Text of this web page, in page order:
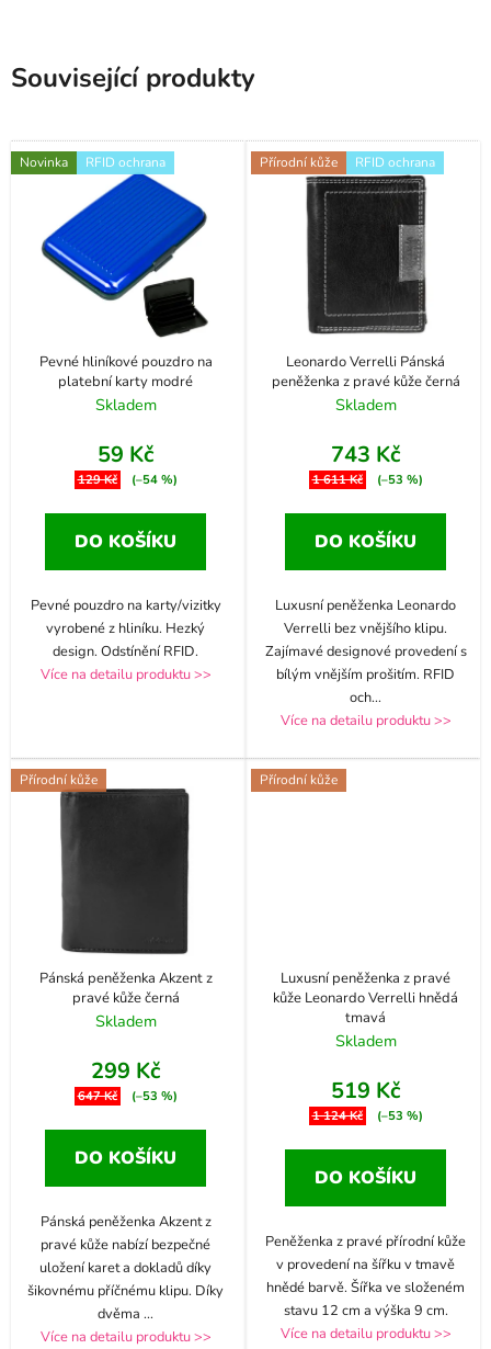
Související produkty
Novinka RFID ochrana
Pevné hliníkové pouzdro na
platební karty modré
Skladem
59 Kč
129 Kč (–54 %)
DO KOŠÍKU
Pevné pouzdro na karty/vizitky
vyrobené z hliníku. Hezký
design. Odstínění RFID.
Více na detailu produktu >>
Přírodní kůže RFID ochrana
Leonardo Verrelli Pánská
peněženka z pravé kůže černá
Skladem
743 Kč
1 611 Kč (–53 %)
DO KOŠÍKU
Luxusní peněženka Leonardo
Verrelli bez vnějšího klipu.
Zajímavé designové provedení s
bílým vnějším prošitím. RFID
och...
Více na detailu produktu >>
Přírodní kůže
Pánská peněženka Akzent z
pravé kůže černá
Skladem
299 Kč
647 Kč (–53 %)
DO KOŠÍKU
Pánská peněženka Akzent z
pravé kůže nabízí bezpečné
uložení karet a dokladů díky
šikovnému příčnému klipu. Díky
dvěma ...
Více na detailu produktu >>
Přírodní kůže
Luxusní peněženka z pravé
kůže Leonardo Verrelli hnědá
tmavá
Skladem
519 Kč
1 124 Kč (–53 %)
DO KOŠÍKU
Peněženka z pravé přírodní kůže
v provedení na šířku v tmavě
hnědé barvě. Šířka ve složeném
stavu 12 cm a výška 9 cm.
Více na detailu produktu >>